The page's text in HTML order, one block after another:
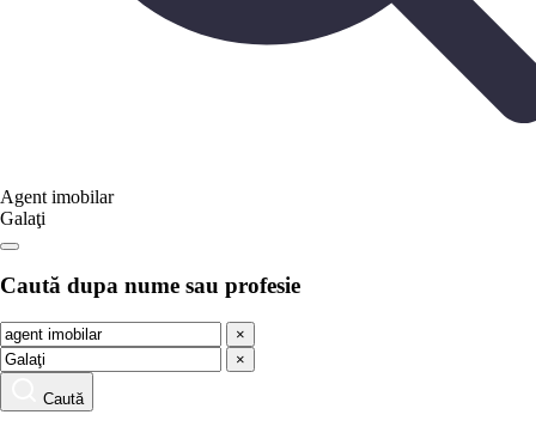
Agent imobilar
Galaţi
Caută dupa nume sau profesie
×
×
Caută